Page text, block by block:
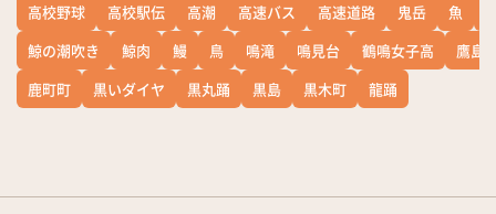
高校野球
高校駅伝 高潮 高速バス 高速道路 鬼岳 魚
鯨の潮吹き
鯨肉 鰻 鳥 鳴滝 鳴見台 鶴鳴女子高
鷹島
鹿町町
黒いダイヤ 黒丸踊 黒島 黒木町 龍踊